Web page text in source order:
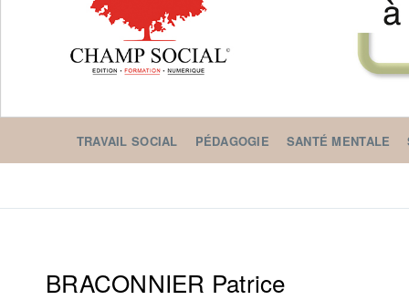
TRAVAIL SOCIAL PÉDAGOGIE SANTÉ MENTALE
BRACONNIER Patrice